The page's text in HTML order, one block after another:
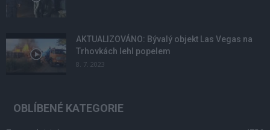
AKTUALIZOVÁNO: Bývalý objekt Las Vegas na
Trhovkách lehl popelem
8. 7. 2023
OBLÍBENÉ KATEGORIE